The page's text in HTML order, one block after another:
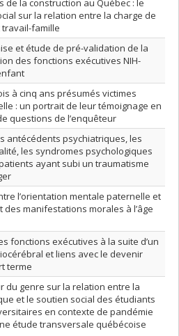
de la construction au Québec : le
sur la relation entre la charge de
famille
et étude de pré-validation de la
des fonctions exécutives NIH-
à cinq ans présumés victimes
: un portrait de leur témoignage en
questions de l’enquêteur
antécédents psychiatriques, les
les syndromes psychologiques
ayant subi un traumatisme
l’orientation mentale paternelle et
manifestations morales à l’âge
fonctions exécutives à la suite d’un
et liens avec le devenir
terme
du genre sur la relation entre la
et le soutien social des étudiants
en contexte de pandémie
étude transversale québécoise